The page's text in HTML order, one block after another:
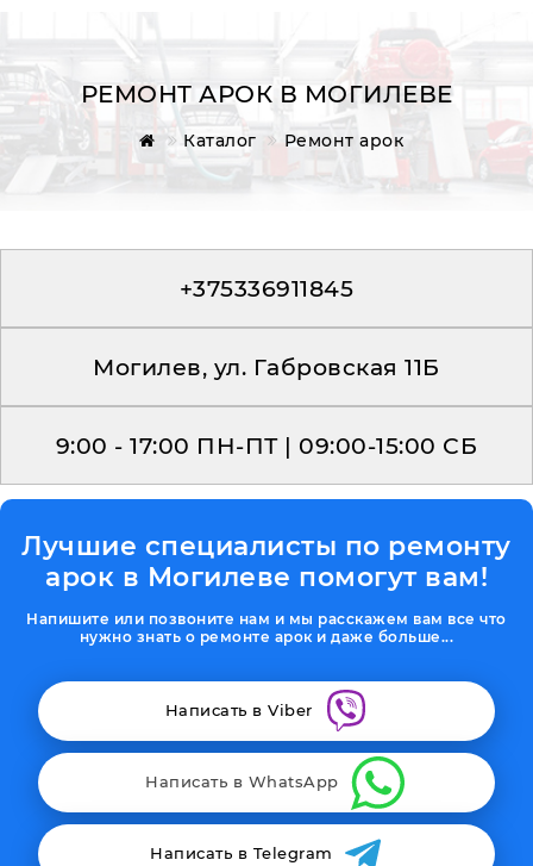
Главная
РЕМОНТ АРОК В МОГИЛЕВЕ
Каталог Ремонт арок
+375336911845
Могилев, ул. Габровская 11Б
9:00 - 17:00 ПН-ПТ | 09:00-15:00 СБ
Лучшие специалисты по ремонту
арок в Могилеве помогут вам!
Напишите или позвоните нам и мы расскажем вам все что
нужно знать о ремонте арок и даже больше...
Написать в Viber
Написать в WhatsApp
Написать в Telegram